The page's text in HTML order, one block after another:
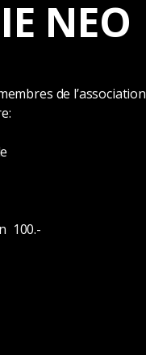
NEO
de l’association
100.-